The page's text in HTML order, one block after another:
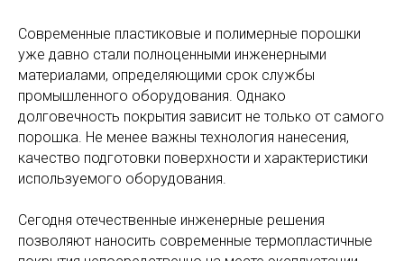
Современные пластиковые и полимерные порошки
уже давно стали полноценными инженерными
материалами, определяющими срок службы
промышленного оборудования. Однако
долговечность покрытия зависит не только от самого
порошка. Не менее важны технология нанесения,
качество подготовки поверхности и характеристики
используемого оборудования.
Сегодня отечественные инженерные решения
позволяют наносить современные термопластичные